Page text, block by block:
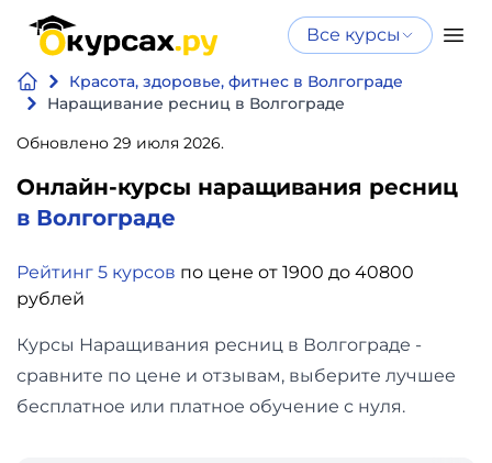
Все курсы
Красота, здоровье, фитнес в Волгограде
Наращивание ресниц в Волгограде
Обновлено 29 июля 2026.
Онлайн-курсы наращивания ресниц
в Волгограде
Рейтинг 5 курсов по цене от 1900 до 40800
рублей
Курсы Наращивания ресниц в Волгограде -
сравните по цене и отзывам, выберите лучшее
бесплатное или платное обучение с нуля.
Нейросеть
и ИИ
Бизнес
финансы
Дизайн
Аналитика
Нейросеть и ИИ
интеллекту